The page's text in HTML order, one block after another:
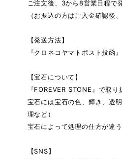
ご注文後、3から8営業日程で
（お振込の方はご入金確認後
【発送方法】
『クロネコヤマトポスト投函
【宝石について】
『FOREVER STONE』で取
宝石には宝石の色、輝き、透
理など）
宝石によって処理の仕方が違
【SNS】